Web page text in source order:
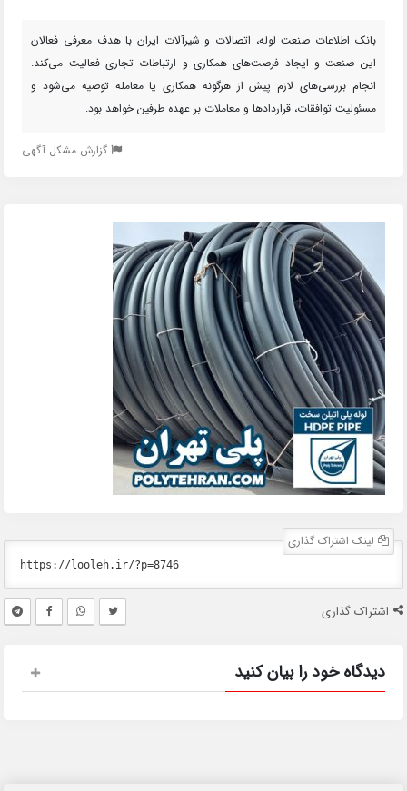
بانک اطلاعات صنعت لوله، اتصالات و شیرآلات ایران با هدف معرفی فعالان
این صنعت و ایجاد فرصت‌های همکاری و ارتباطات تجاری فعالیت می‌کند.
انجام بررسی‌های لازم پیش از هرگونه همکاری یا معامله توصیه می‌شود و
مسئولیت توافقات، قراردادها و معاملات بر عهده طرفین خواهد بود.
گزارش مشکل آگهی
لینک اشتراک گذاری
اشتراک گذاری
دیدگاه خود را بیان کنید